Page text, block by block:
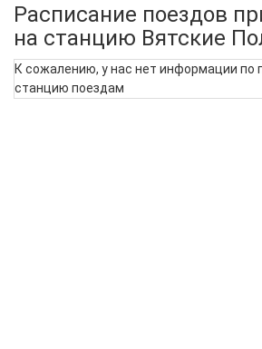
Расписание поездов
на станцию Вятские
К сожалению, у нас нет информации
станцию поездам